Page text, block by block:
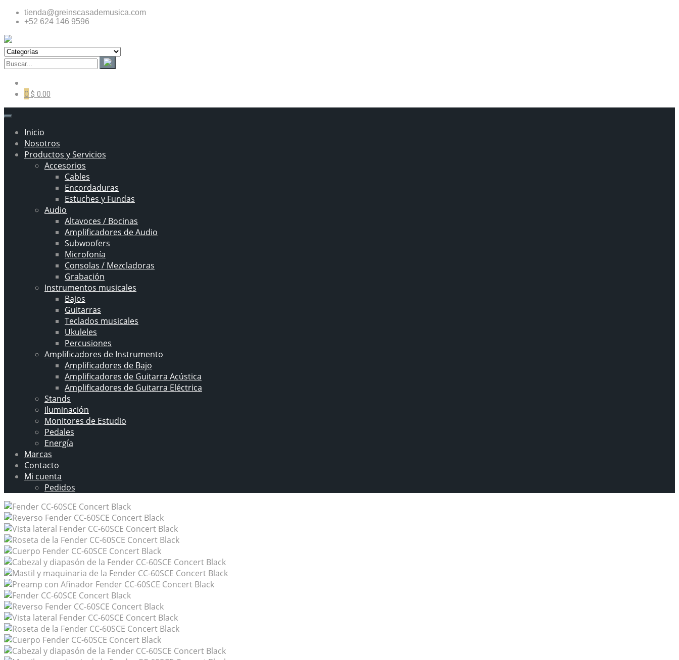
tienda@greinscasademusica.com
+52 624 146 9596
0 $ 0.00
Inicio
Nosotros
Productos y Servicios
Accesorios
Cables
Encordaduras
Estuches y Fundas
Audio
Altavoces / Bocinas
Amplificadores de Audio
Subwoofers
Microfonía
Consolas / Mezcladoras
Grabación
Instrumentos musicales
Bajos
Guitarras
Teclados musicales
Ukuleles
Percusiones
Amplificadores de Instrumento
Amplificadores de Bajo
Amplificadores de Guitarra Acústica
Amplificadores de Guitarra Eléctrica
Stands
Iluminación
Monitores de Estudio
Pedales
Energía
Marcas
Contacto
Mi cuenta
Pedidos